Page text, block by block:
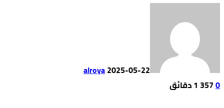
alroya2025-05-22
0
357 1 ‫دقائق‬